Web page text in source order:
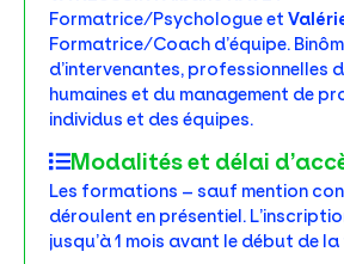
Formatrice/Psychologue et
Formatrice/Coach d’équipe.
d’intervenantes, professionnelles
humaines et du management de
individus et des équipes.
Modalités et délai
Les formations – sauf mention
déroulent en présentiel.
jusqu’à 1 mois avant le début de